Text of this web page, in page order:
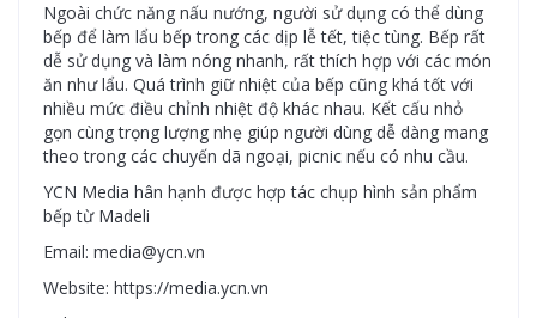
Ngoài chức năng nấu nướng, người sử dụng có thể dùng
bếp để làm lẩu bếp trong các dịp lễ tết, tiệc tùng. Bếp rất
dễ sử dụng và làm nóng nhanh, rất thích hợp với các món
ăn như lẩu. Quá trình giữ nhiệt của bếp cũng khá tốt với
nhiều mức điều chỉnh nhiệt độ khác nhau. Kết cấu nhỏ
gọn cùng trọng lượng nhẹ giúp người dùng dễ dàng mang
theo trong các chuyến dã ngoại, picnic nếu có nhu cầu.
YCN Media hân hạnh được hợp tác chụp hình sản phẩm
bếp từ Madeli
Email: media@ycn.vn
Website: https://media.ycn.vn